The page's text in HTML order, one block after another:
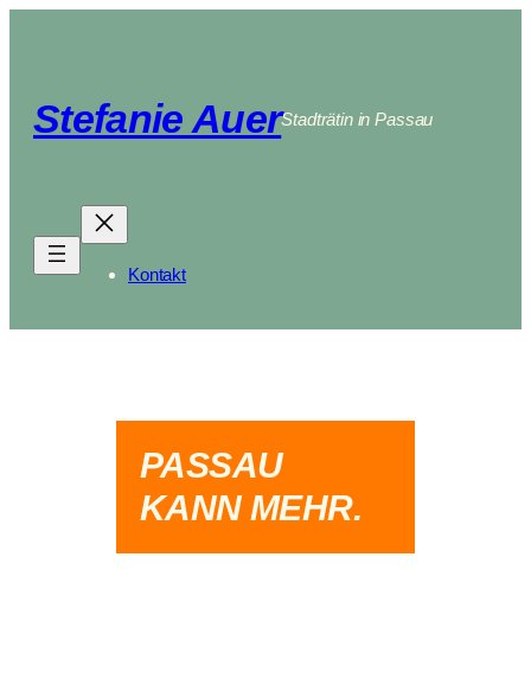
Stefanie AuerStadträtin in Passau
Kontakt
PASSAU
KANN MEHR.